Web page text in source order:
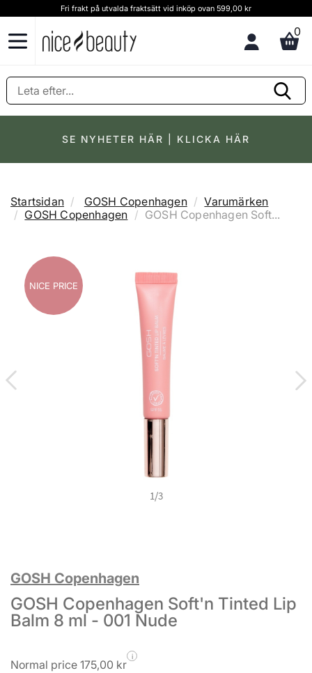
Fri frakt på utvalda fraktsätt vid inköp ovan 599,00 kr
0
SE NYHETER HÄR | KLICKA HÄR
Startsidan GOSH Copenhagen
Varumärken
GOSH Copenhagen
GOSH Copenhagen Soft...
NICE PRICE
NICE PRICE
NICE PRICE
1/3
GOSH Copenhagen
GOSH Copenhagen Soft'n Tinted Lip
Balm 8 ml - 001 Nude
Normal price 175,00 kr
i